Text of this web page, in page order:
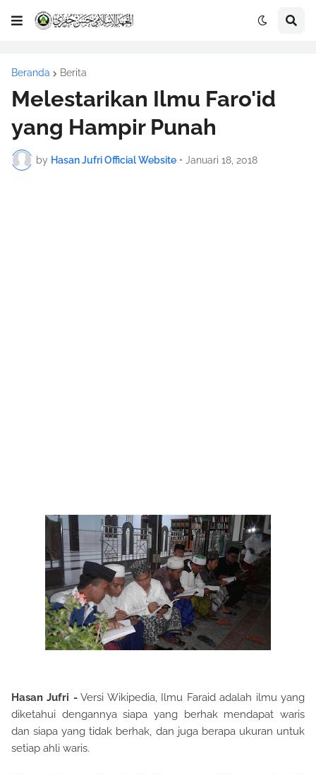
Beranda Berita
Melestarikan Ilmu Faro'id
yang Hampir Punah
by Hasan Jufri Official Website • Januari 18, 2018
Hasan Jufri -Versi Wikipedia, Ilmu Faraid adalah ilmu yang
diketahui dengannya siapa yang berhak mendapat waris
dan siapa yang tidak berhak, dan juga berapa ukuran untuk
setiap ahli waris.